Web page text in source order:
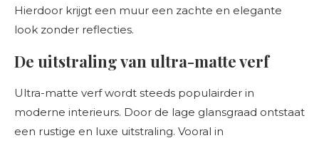
Hierdoor krijgt een muur een zachte en elegante
look zonder reflecties.
De uitstraling van ultra-matte verf
Ultra-matte verf wordt steeds populairder in
moderne interieurs. Door de lage glansgraad ontstaat
een rustige en luxe uitstraling. Vooral in